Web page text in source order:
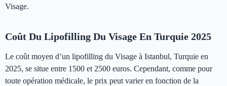
Visage.
Coût Du Lipofilling Du Visage En Turquie 2025
Le coût moyen d’un lipofilling du Visage à Istanbul, Turquie en
2025, se situe entre 1500 et 2500 euros. Cependant, comme pour
toute opération médicale, le prix peut varier en fonction de la